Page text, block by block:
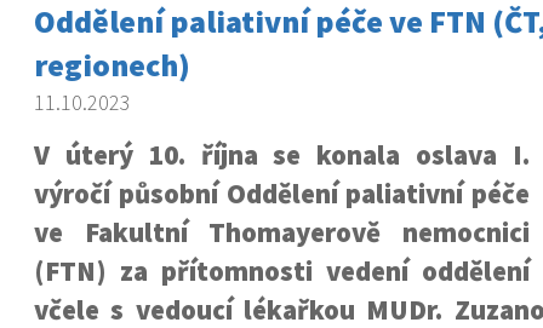
Oddělení paliativní péče ve FTN
regionech)
11.10.2023
V úterý 10. října se konala oslava I.
výročí působní Oddělení paliativní péče
ve Fakultní Thomayerově nemocnici
(FTN) za přítomnosti vedení oddělení
včele s vedoucí lékařkou MUDr.